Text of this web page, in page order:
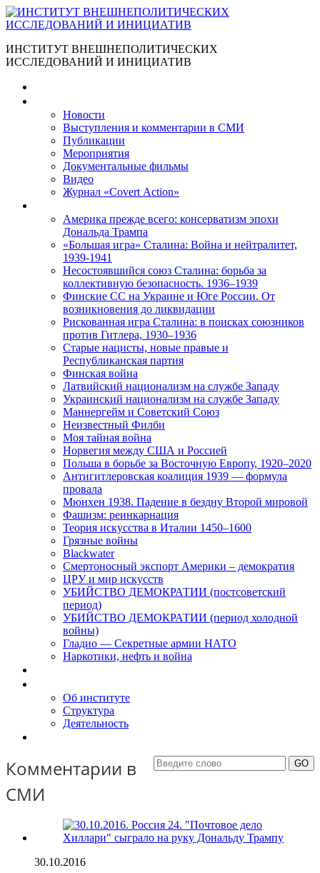
ИНСТИТУТ ВНЕШНЕПОЛИТИЧЕСКИХ
ИССЛЕДОВАНИЙ И ИНИЦИАТИВ
Новости
Выступления и коммента­рии в СМИ
Публикации
Мероприятия
Документальные фильмы
Видео
Журнал «Covert Action»
Америка прежде всего: консерватизм эпохи
Дональда Трампа
«Большая игра» Сталина: Война и нейтралитет,
1939-1941
Несостоявшийся союз Сталина: борьба за
коллективную безопасность. 1936–1939
Финские СС на Украине и Юге России. От
возникновения до ликвидации
Рискованная игра Сталина: в поисках союзников
против Гитлера, 1930–1936
Старые нацисты, новые правые и
Республиканская партия
Финская война
Латвийский национализм на службе Западу
Украинский национализм на службе Западу
Маннергейм и Советский Союз
Неизвестный Филби
Моя тайная война
Норвегия между США и Россией
Польша в борьбе за Восточную Европу, 1920–2020
Антигитлеровская коалиция 1939 — формула
провала
Мюнхен 1938. Падение в бездну Второй мировой
Фашизм: реинкарнация
Теория искусства в Италии 1450–1600
Грязные войны
Blackwater
Смертоносный экспорт Америки – демократия
ЦРУ и мир искусств
УБИЙСТВО ДЕМОКРАТИИ (постсоветский
период)
УБИЙСТВО ДЕМОКРАТИИ (период холодной
войны)
Гладио — Секретные армии НАТО
Наркотики, нефть и война
Об институте
Структура
Деятельность
Комментарии в
СМИ
30.10.2016